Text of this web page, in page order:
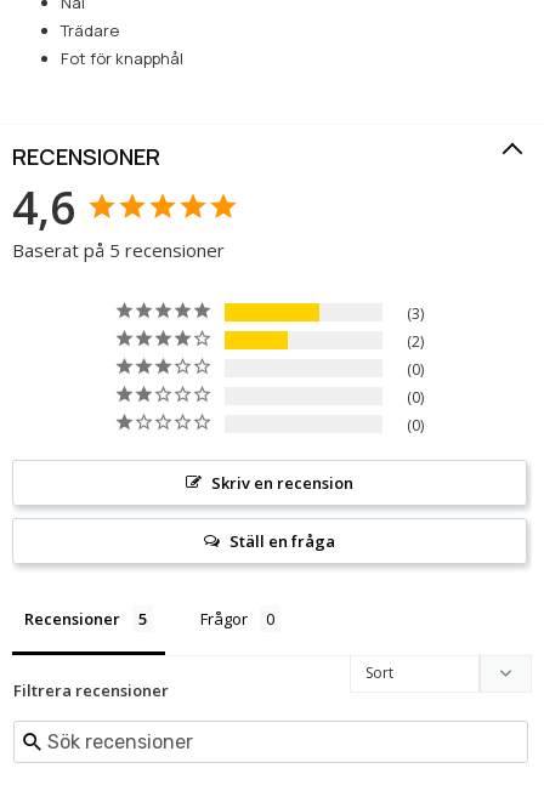
Trädare
Fot för knapphål
RECENSIONER
4,6
Baserat på 5 recensioner
3
2
0
0
0
Skriv en recension
Ställ en fråga
Recensioner Frågor
Filtrera recensioner